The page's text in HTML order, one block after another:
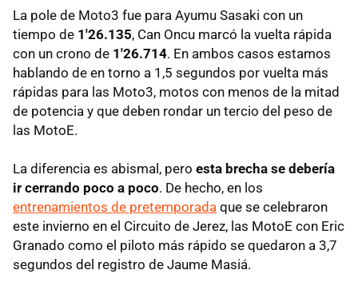
La pole de Moto3 fue para Ayumu Sasaki con un
tiempo de 1'26.135, Can Oncu marcó la vuelta rápida
con un crono de 1'26.714. En ambos casos estamos
hablando de en torno a 1,5 segundos por vuelta más
rápidas para las Moto3, motos con menos de la mitad
de potencia y que deben rondar un tercio del peso de
las MotoE.
La diferencia es abismal, pero esta brecha se debería
ir cerrando poco a poco. De hecho, en los
entrenamientos de pretemporada que se celebraron
este invierno en el Circuito de Jerez, las MotoE con Eric
Granado como el piloto más rápido se quedaron a 3,7
segundos del registro de Jaume Masiá.